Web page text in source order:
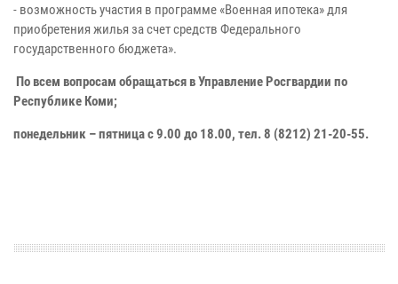
- возможность участия в программе «Военная ипотека» для
приобретения жилья за счет средств Федерального
государственного бюджета».
По всем вопросам обращаться в Управление Росгвардии по
Республике Коми;
понедельник – пятница с 9.00 до 18.00, тел. 8 (8212) 21-20-55.